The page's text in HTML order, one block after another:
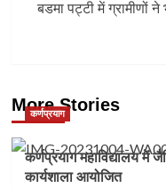
बडमा पट्टी में ग्रामीणों
More Stories
कर्णप्रयाग
कर्णप्रयाग महाविद्यालय में
कार्यशाला आयोजित